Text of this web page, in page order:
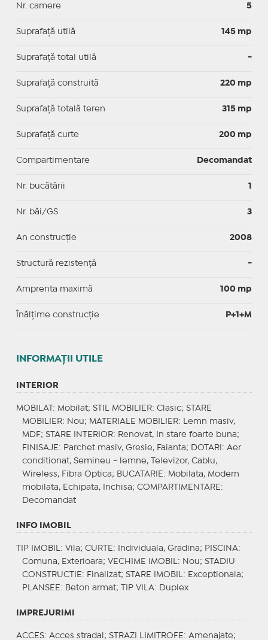
Nr. camere 5
Suprafaţă utilă 145 mp
Suprafaţă total utilă -
Suprafaţă construită 220 mp
Suprafață totală teren 315 mp
Suprafaţă curte 200 mp
Compartimentare Decomandat
Nr. bucătării 1
Nr. băi/GS 3
An construcție 2008
Structură rezistență -
Amprenta maximă 100 mp
Înălțime construcție P+1+M
INFORMAŢII UTILE
INTERIOR
MOBILAT : Mobilat; STIL MOBILIER: Clasic; STARE
MOBILIER: Nou; MATERIALE MOBILIER: Lemn masiv,
MDF; STARE INTERIOR: Renovat, In stare foarte buna;
FINISAJE : Parchet masiv, Gresie, Faianta; DOTARI : Aer
conditionat, Semineu - lemne, Televizor, Cablu,
Wireless, Fibra Optica; BUCATARIE : Mobilata, Modern
mobilata, Echipata, Inchisa; COMPARTIMENTARE :
Decomandat
INFO IMOBIL
TIP IMOBIL : Vila; CURTE : Individuala, Gradina; PISCINA:
Comuna, Exterioara; VECHIME IMOBIL : Nou; STADIU
CONSTRUCTIE : Finalizat; STARE IMOBIL : Exceptionala;
PLANSEE : Beton armat; TIP VILA: Duplex
IMPREJURIMI
ACCES: Acces stradal; STRAZI LIMITROFE : Amenajate;